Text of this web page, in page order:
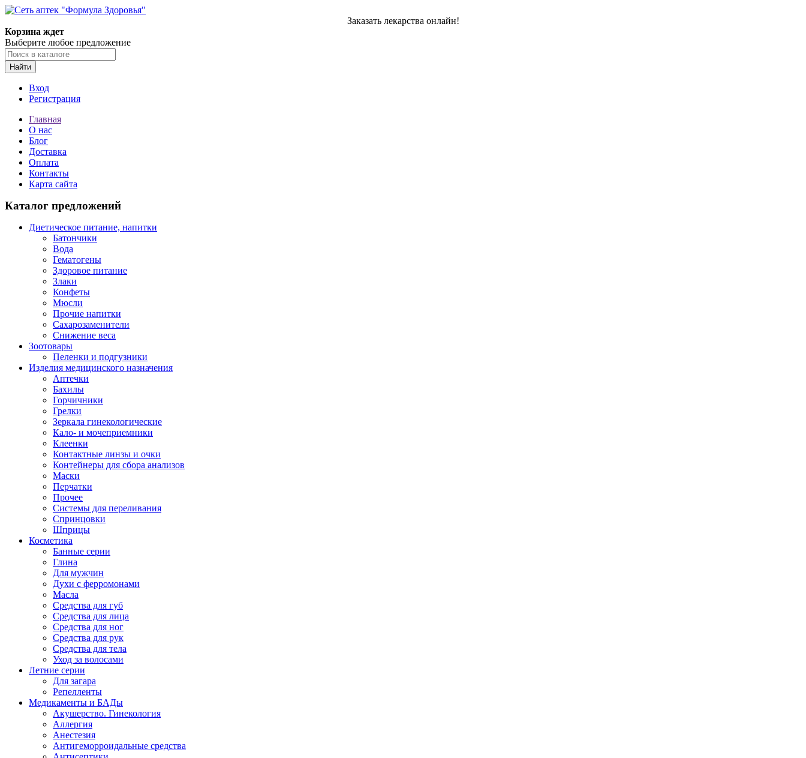
Заказать лекарства онлайн!
Корзина ждет
Выберите любое предложение
Найти
Вход
Регистрация
Главная
О нас
Блог
Доставка
Оплата
Контакты
Карта сайта
Каталог предложений
Диетическое питание, напитки
Батончики
Вода
Гематогены
Здоровое питание
Злаки
Конфеты
Мюсли
Прочие напитки
Сахарозаменители
Снижение веса
Зоотовары
Пеленки и подгузники
Изделия медицинского назначения
Аптечки
Бахилы
Горчичники
Грелки
Зеркала гинекологические
Кало- и мочеприемники
Клеенки
Контактные линзы и очки
Контейнеры для сбора анализов
Маски
Перчатки
Прочее
Системы для переливания
Спринцовки
Шприцы
Косметика
Банные серии
Глина
Для мужчин
Духи с ферромонами
Масла
Средства для губ
Средства для лица
Средства для ног
Средства для рук
Средства для тела
Уход за волосами
Летние серии
Для загара
Репелленты
Медикаменты и БАДы
Акушерство. Гинекология
Аллергия
Анестезия
Антигеморроидальные средства